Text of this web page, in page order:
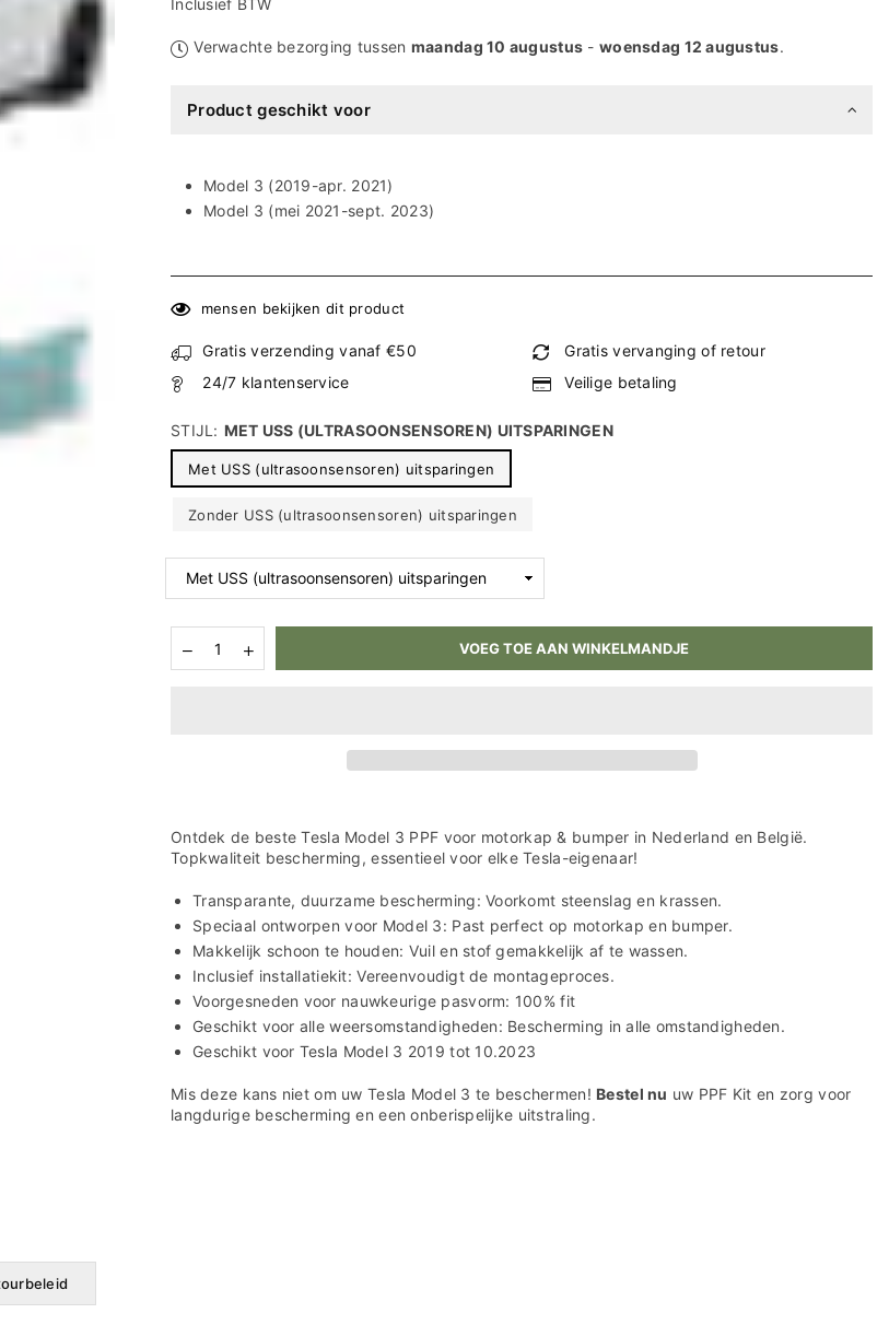
prijs
Inclusief BTW
Verwachte bezorging tussen maandag 10 augustus -woensdag 12 augustus.
Product geschikt voor
Model 3 (2019-apr. 2021)
Model 3 (mei 2021-sept. 2023)
mensen bekijken dit product
Gratis verzending vanaf €50
Gratis vervanging of retour
24/7 klantenservice
Veilige betaling
STIJL: MET USS (ULTRASOONSENSOREN) UITSPARINGEN
Met USS (ultrasoonsensoren) uitsparingen
Zonder USS (ultrasoonsensoren) uitsparingen
Aantal
verlagen
Bumper
Bescherming
-
Kwaliteit
Aantal
verhogen
Bumper
Bescherming
Kwaliteit
VOEG TOE AAN WINKELMANDJE
Ontdek de beste Tesla Model 3 PPF voor motorkap & bumper in Nederland en België.
Topkwaliteit bescherming, essentieel voor elke Tesla-eigenaar!
Transparante, duurzame bescherming: Voorkomt steenslag en krassen.
Speciaal ontworpen voor Model 3: Past perfect op motorkap en bumper.
Makkelijk schoon te houden: Vuil en stof gemakkelijk af te wassen.
Inclusief installatiekit: Vereenvoudigt de montageproces.
Voorgesneden voor nauwkeurige pasvorm: 100% fit
Geschikt voor alle weersomstandigheden: Bescherming in alle omstandigheden.
Geschikt voor Tesla Model 3 2019 tot 10.2023
Mis deze kans niet om uw Tesla Model 3 te beschermen! Bestel nu uw PPF Kit en zorg voor
langdurige bescherming en een onberispelijke uitstraling.